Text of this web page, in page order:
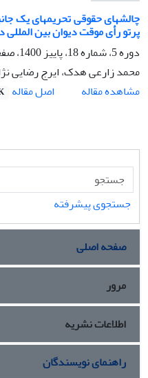
چالشهای حقوقی تحریمهای یک
پرتو رأی موقت دیوان بین
دوره 5، شماره 18، پاییز 1400، صفحه
محمد زارعی هدک، ایرج رضایی
مشاهده مقاله
اصل مقاله
جستجوی پیشرفته
صفحه اصلی
مرور
اطلاعات نشریه
راهنمای نویسندگان